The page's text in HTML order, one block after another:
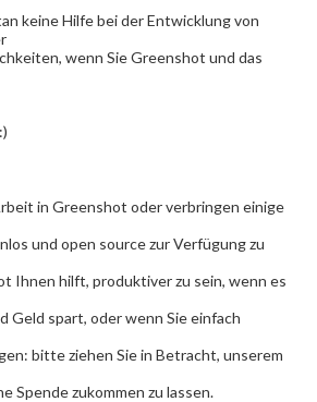
keine Hilfe bei der Entwicklung von
wenn Sie Greenshot und das
in Greenshot oder verbringen einige
und open source zur Verfügung zu
Ihnen hilft, produktiver zu sein, wenn es
Geld spart, oder wenn Sie einfach
bitte ziehen Sie in Betracht, unserem
Spende zukommen zu lassen.